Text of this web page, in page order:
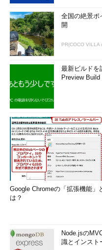
全国の絶景ポ
開
PR(COCO VILLA
最新ビルドを
Preview
Google Chromeの「拡張機能」
は？
Node.jsの
識とインスト